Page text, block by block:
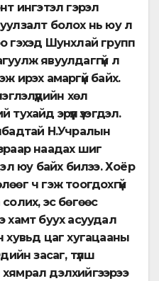
ингэтэл гэрэл
болох нь юу л
гэхэд Шунхлай групп
явуулдаггүй л
ирэх амаргүй байх.
хөл
эрүүл үзэгдэл.
Н.Учралын
наадах шиг
юу байх билээ. Хоёр
ч гэж тоогдохгүй
эс бөгөөс
хамт буух асуудал
хувьд цаг хугацааны
засаг, түлш
дэлхийгээрээ